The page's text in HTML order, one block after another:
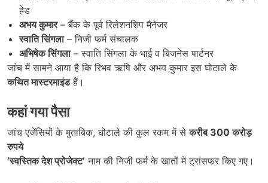
हेड
अभय कुमार– बैंक के पूर्व रिलेशनशिप मैनेजर
स्वाति सिंगला– निजी फर्म संचालक
अभिषेक सिंगला– स्वाति सिंगला के भाई व बिजनेस पार्टनर
जांच में सामने आया है कि रिभव ऋषि और अभय कुमार इस घोटाले के
कथित मास्टरमाइंडहैं।
कहां गया पैसा
जांच एजेंसियों के मुताबिक, घोटाले की कुल रकम में सेकरीब 300 करोड़
रुपये
‘स्वस्तिक देश प्रोजेक्ट’ नाम की निजी फर्म के खातों में ट्रांसफर किए गए।